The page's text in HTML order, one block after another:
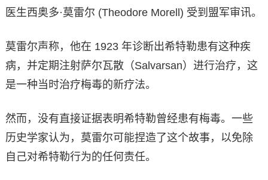
医生西奥多·莫雷尔 (Theodore Morell) 受到盟军审讯。
莫雷尔声称，他在 1923 年诊断出希特勒患有这种疾
病，并定期注射萨尔瓦散（Salvarsan）进行治疗，这
是一种当时治疗梅毒的新疗法。
然而，没有直接证据表明希特勒曾经患有梅毒。一些
历史学家认为，莫雷尔可能捏造了这个故事，以免除
自己对希特勒行为的任何责任。